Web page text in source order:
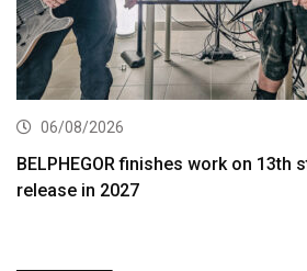
06/08/2026
BELPHEGOR finishes work on 13th
release in 2027